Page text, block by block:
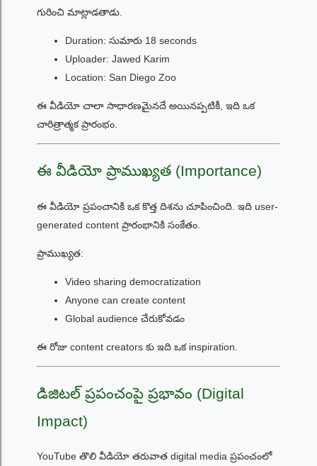
గురించి మాట్లాడతాడు.
Duration: సుమారు 18 seconds
Uploader: Jawed Karim
Location: San Diego Zoo
ఈ వీడియో చాలా సాధారణమైనదే అయినప్పటికీ, ఇది ఒక
చారిత్రాత్మక ప్రారంభం.
ఈ వీడియో ప్రాముఖ్యత (Importance)
ఈ వీడియో ప్రపంచానికి ఒక కొత్త దిశను చూపించింది. ఇది user-
generated content ప్రారంభానికి సంకేతం.
ప్రాముఖ్యత:
Video sharing democratization
Anyone can create content
Global audience చేరుకోవడం
ఈ రోజు content creators కు ఇది ఒక inspiration.
డిజిటల్ ప్రపంచంపై ప్రభావం (Digital
Impact)
YouTube తొలి వీడియో తరువాత digital media ప్రపంచంలో